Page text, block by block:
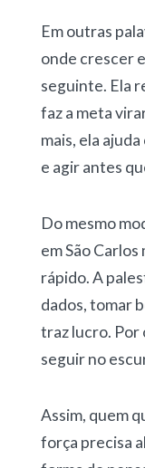
Em outras
onde crescer
seguinte. Ela
faz a meta
mais, ela
e agir antes
Do mesmo
em São
rápido. A
dados, tomar
traz lucro. Por
seguir no
Assim, quem
força precisa